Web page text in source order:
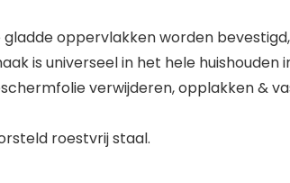
oppervlakken worden
is universeel in het hele huishouden
verwijderen, opplakken &
roestvrij staal.